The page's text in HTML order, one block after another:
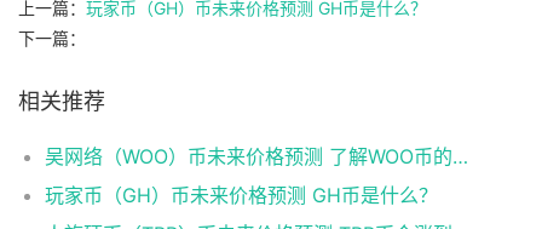
上一篇： 玩家币（GH）币未来价格预测 GH币是什么？
下一篇：
相关推荐
吴网络（WOO）币未来价格预测 了解WOO币的潜力与前景如何？
玩家币（GH）币未来价格预测 GH币是什么？